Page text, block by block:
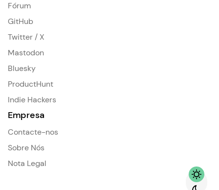
Fórum
GitHub
Twitter / X
Mastodon
Bluesky
ProductHunt
Indie Hackers
Empresa
Contacte-nos
Sobre Nós
Nota Legal